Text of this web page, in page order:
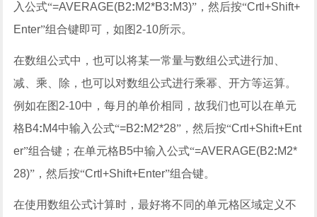
入公式“=AVERAGE(B2:M2*B3:M3)”，然后按“Crtl+Shift+
Enter”组合键即可，如图 2-10所示。
在数组公式中，也可以将某一常量与数组公式进行加、
减、乘、除，也可以对数组公式进行乘幂、开方等运算。
例如在图 2-10中，每月的单价相同，故我们也可以在单元
格B4:M4中输入公式“=B2:M2*28”，然后按“Crtl+Shift+Ent
er”组合键；在单元格B5中输入公式“=AVERAGE(B2:M2*
28)”，然后按“Crtl+Shift+Enter”组合键。
在使用数组公式计算时，最好将不同的单元格区域定义不